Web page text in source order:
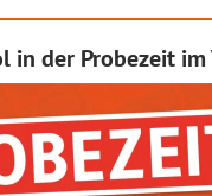
in der Probezeit